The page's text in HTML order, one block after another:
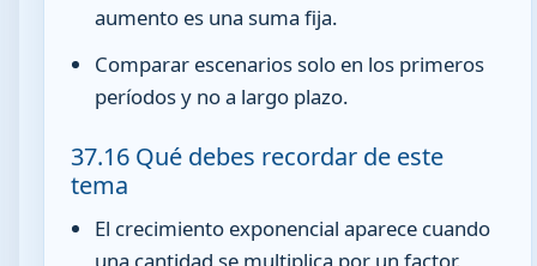
aumento es una suma fija.
Comparar escenarios solo en los primeros
períodos y no a largo plazo.
37.16 Qué debes recordar de este
tema
El crecimiento exponencial aparece cuando